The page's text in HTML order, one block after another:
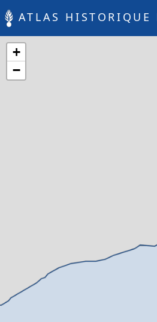
ATLAS HISTORIQUE
+
−